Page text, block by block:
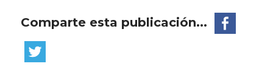
Comparte esta publicación...